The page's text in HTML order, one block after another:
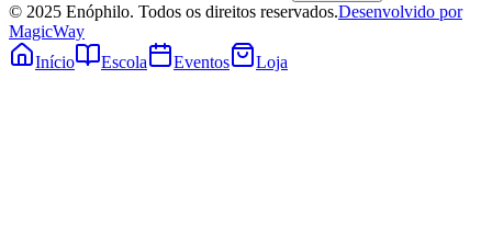
© 2025 Enóphilo. Todos os direitos reservados.Desenvolvido por
MagicWay
Início
Escola Eventos Loja